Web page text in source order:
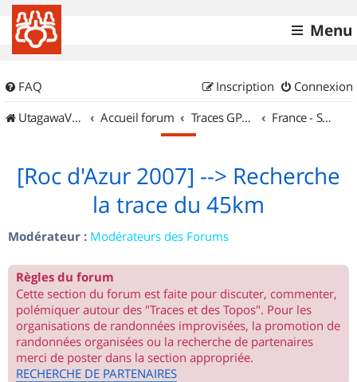
Menu
FAQ Connexion
Inscription
UtagawaVTT (Randos VTT et VTTAE avec traces GPS)
Accueil forum Traces GPS de randos VTT France - Sud Est
[Roc d'Azur 2007] --> Recherche
la trace du 45km
Modérateur : Modérateurs des Forums
Règles du forum
Cette section du forum est faite pour discuter, commenter,
polémiquer autour des "Traces et des Topos". Pour les
organisations de randonnées improvisées, la promotion de
randonnées organisées ou la recherche de partenaires
merci de poster dans la section appropriée.
RECHERCHE DE PARTENAIRES